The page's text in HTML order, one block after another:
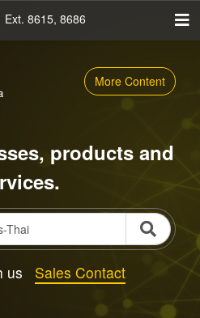
Ext. 8615, 8686
More Content
products and
us Sales Contact